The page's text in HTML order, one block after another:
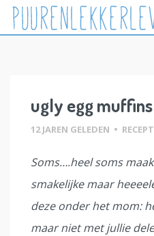
ugly egg muffins
12 JAREN GELEDEN •
Soms….heel soms
smakelijke maar
deze onder het mom:
maar niet met jullie